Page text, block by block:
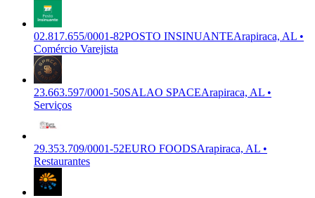
02.817.655/0001-82POSTO INSINUANTEArapiraca, AL •
Comércio Varejista
23.663.597/0001-50SALAO SPACEArapiraca, AL •
Serviços
29.353.709/0001-52EURO FOODSArapiraca, AL •
Restaurantes